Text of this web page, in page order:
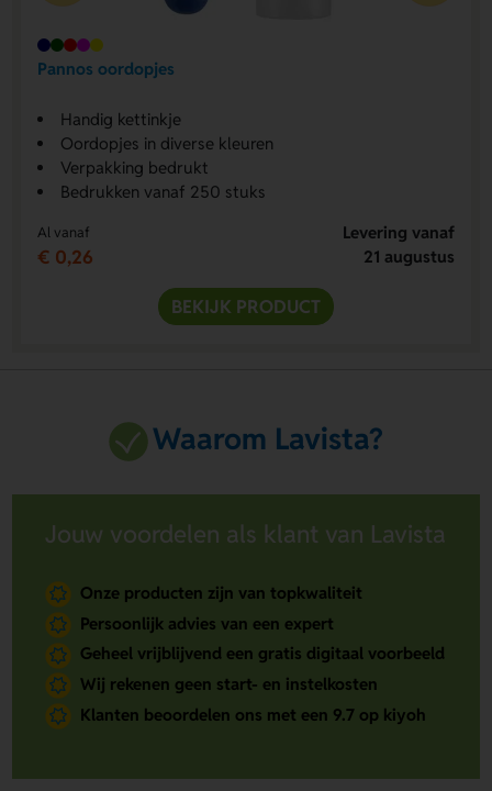
Pannos oordopjes
Handig kettinkje
Oordopjes in diverse kleuren
Verpakking bedrukt
Bedrukken vanaf 250 stuks
Al vanaf
€ 0,26
Levering vanaf
21 augustus
BEKIJK PRODUCT
Waarom Lavista?
Jouw voordelen als klant van Lavista
Onze producten zijn van topkwaliteit
Persoonlijk advies van een expert
Geheel vrijblijvend een gratis digitaal voorbeeld
Wij rekenen geen start- en instelkosten
Klanten beoordelen ons met een 9.7 op kiyoh